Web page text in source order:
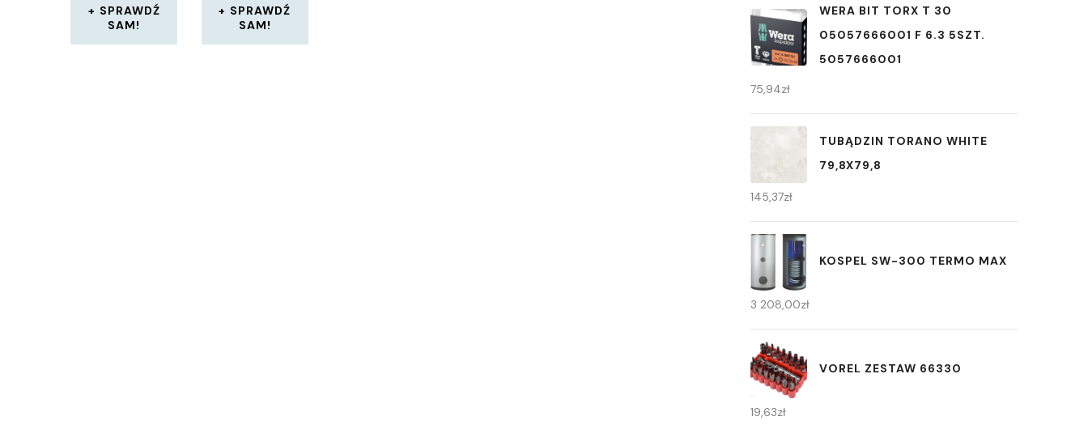
SPRAWDŹ
SAM!
SPRAWDŹ
SAM!
WERA BIT TORX T 30
05057666001 F 6.3 5SZT.
5057666001
75,94zł
TUBĄDZIN TORANO WHITE
79,8X79,8
145,37zł
KOSPEL SW-300 TERMO MAX
3 208,00zł
VOREL ZESTAW 66330
19,63zł